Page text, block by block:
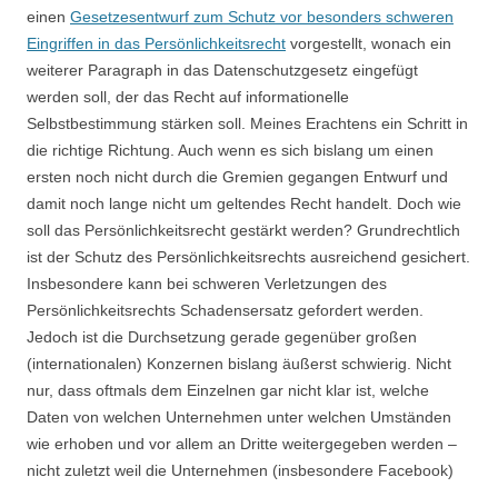
einen Gesetzesentwurf zum Schutz vor besonders schweren
Eingriffen in das Persönlichkeitsrecht vorgestellt, wonach ein
weiterer Paragraph in das Datenschutzgesetz eingefügt
werden soll, der das Recht auf informationelle
Selbstbestimmung stärken soll. Meines Erachtens ein Schritt in
die richtige Richtung. Auch wenn es sich bislang um einen
ersten noch nicht durch die Gremien gegangen Entwurf und
damit noch lange nicht um geltendes Recht handelt. Doch wie
soll das Persönlichkeitsrecht gestärkt werden? Grundrechtlich
ist der Schutz des Persönlichkeitsrechts ausreichend gesichert.
Insbesondere kann bei schweren Verletzungen des
Persönlichkeitsrechts Schadensersatz gefordert werden.
Jedoch ist die Durchsetzung gerade gegenüber großen
(internationalen) Konzernen bislang äußerst schwierig. Nicht
nur, dass oftmals dem Einzelnen gar nicht klar ist, welche
Daten von welchen Unternehmen unter welchen Umständen
wie erhoben und vor allem an Dritte weitergegeben werden –
nicht zuletzt weil die Unternehmen (insbesondere Facebook)